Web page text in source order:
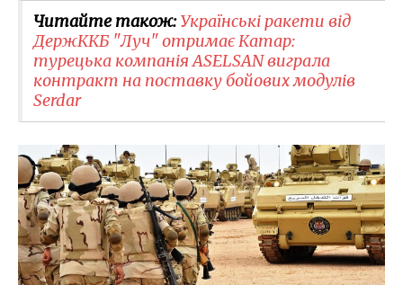
Читайте також:Українські ракети від
ДержККБ "Луч" отримає Катар:
турецька компанія ASELSAN виграла
контракт на поставку бойових модулів
Serdar